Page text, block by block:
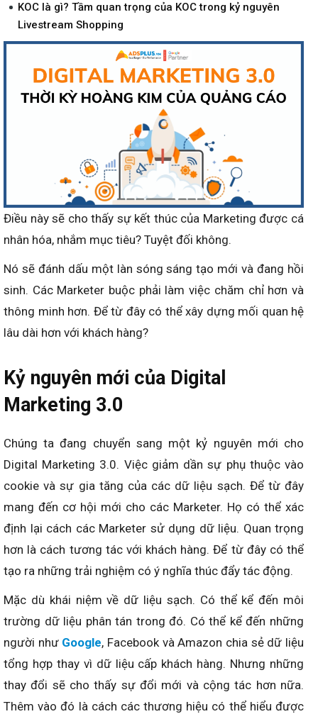
KOC là gì? Tầm quan trọng của KOC trong kỷ nguyên
Livestream Shopping
Điều này sẽ cho thấy sự kết thúc của Marketing được cá
nhân hóa, nhắm mục tiêu? Tuyệt đối không.
Nó sẽ đánh dấu một làn sóng sáng tạo mới và đang hồi
sinh. Các Marketer buộc phải làm việc chăm chỉ hơn và
thông minh hơn. Để từ đây có thể xây dựng mối quan hệ
lâu dài hơn với khách hàng?
Kỷ nguyên mới của Digital
Marketing 3.0
Chúng ta đang chuyển sang một kỷ nguyên mới cho
Digital Marketing 3.0. Việc giảm dần sự phụ thuộc vào
cookie và sự gia tăng của các dữ liệu sạch. Để từ đây
mang đến cơ hội mới cho các Marketer. Họ có thể xác
định lại cách các Marketer sử dụng dữ liệu. Quan trọng
hơn là cách tương tác với khách hàng. Để từ đây có thể
tạo ra những trải nghiệm có ý nghĩa thúc đẩy tác động.
Mặc dù khái niệm về dữ liệu sạch. Có thể kể đến môi
trường dữ liệu phân tán trong đó. Có thể kể đến những
người như Google, Facebook và Amazon chia sẻ dữ liệu
tổng hợp thay vì dữ liệu cấp khách hàng. Nhưng những
thay đổi sẽ cho thấy sự đổi mới và cộng tác hơn nữa.
Thêm vào đó là cách các thương hiệu có thể hiểu được